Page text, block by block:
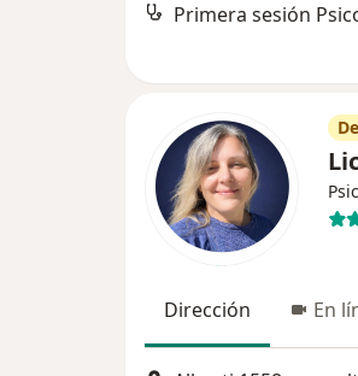
Primera sesión
Dirección En